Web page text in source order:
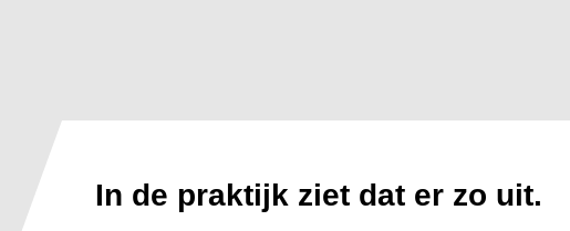
In de praktijk ziet dat er zo uit.